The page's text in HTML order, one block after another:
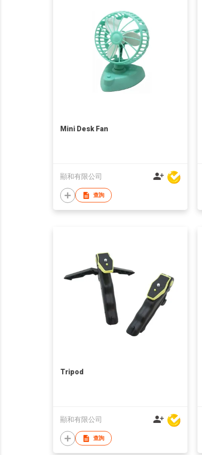
Mini Desk Fan
顯和有限公司
查詢
Tripod
顯和有限公司
查詢